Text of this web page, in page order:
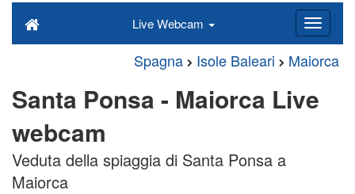
Live Webcam
Spagna Isole Baleari Maiorca
Santa Ponsa - Maiorca Live
webcam
Veduta della spiaggia di Santa Ponsa a
Maiorca